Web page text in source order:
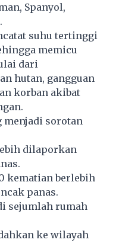
Spanyol,
suhu tertinggi
memicu
dari
hutan, gangguan
korban akibat
menjadi sorotan
dilaporkan
kematian berlebih
panas.
sejumlah rumah
ke wilayah